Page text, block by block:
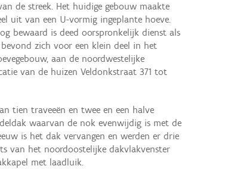
de streek. Het huidige gebouw maakte
uit van een U-vormig ingeplante hoeve.
bewaard is deed oorspronkelijk dienst als
zich voor een klein deel in het
aan de noordwestelijke
van de huizen Veldonkstraat 371 tot
tien traveeën en twee en een halve
waarvan de nok evenwijdig is met de
is het dak vervangen en werden er drie
van het noordoostelijke dakvlakvenster
met laadluik.